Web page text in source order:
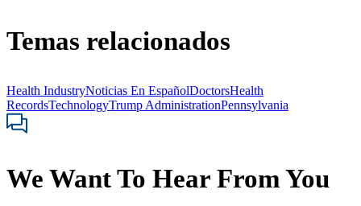
Temas relacionados
Health IndustryNoticias En EspañolDoctorsHealth
RecordsTechnologyTrump AdministrationPennsylvania
We Want To Hear From You